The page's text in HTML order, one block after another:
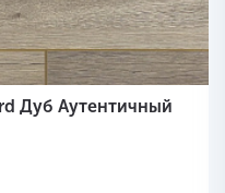
Дуб Аутентичный